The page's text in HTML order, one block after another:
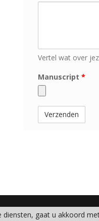
Vertel wat over
Manuscript *
gaat u akkoord